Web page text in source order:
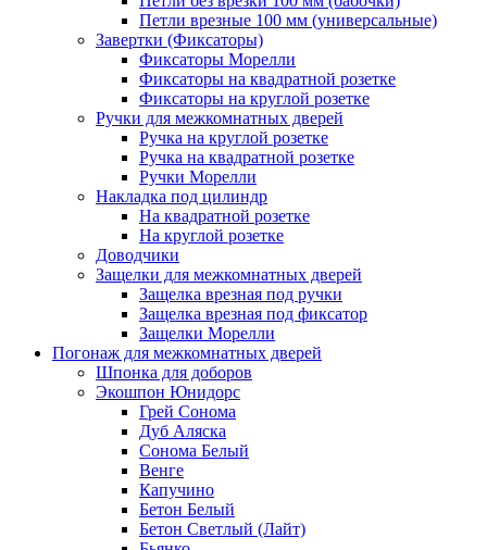
Петли врезные 100 мм (универсальные)
Завертки (Фиксаторы)
Фиксаторы Морелли
Фиксаторы на квадратной розетке
Фиксаторы на круглой розетке
Ручки для межкомнатных дверей
Ручка на круглой розетке
Ручка на квадратной розетке
Ручки Морелли
Накладка под цилиндр
На квадратной розетке
На круглой розетке
Доводчики
Защелки для межкомнатных дверей
Защелка врезная под ручки
Защелка врезная под фиксатор
Защелки Морелли
Погонаж для межкомнатных дверей
Шпонка для доборов
Экошпон Юнидорс
Грей Сонома
Дуб Аляска
Сонома Белый
Венге
Капучино
Бетон Белый
Бетон Светлый (Лайт)